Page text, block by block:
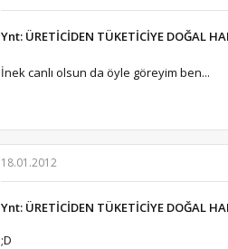
Ynt: ÜRETİCİDEN TÜKETİCİYE DOĞAL
İnek canlı olsun da öyle göreyim ben...
18.01.2012
Ynt: ÜRETİCİDEN TÜKETİCİYE DOĞAL
;D